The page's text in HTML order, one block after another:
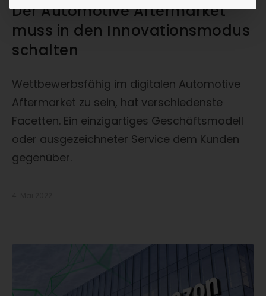
Der Automotive Aftermarket
muss in den Innovationsmodus
schalten
Wettbewerbsfähig im digitalen Automotive
Aftermarket zu sein, hat verschiedenste
Facetten. Ein einzigartiges Geschäftsmodell
oder ausgezeichneter Service dem Kunden
gegenüber.